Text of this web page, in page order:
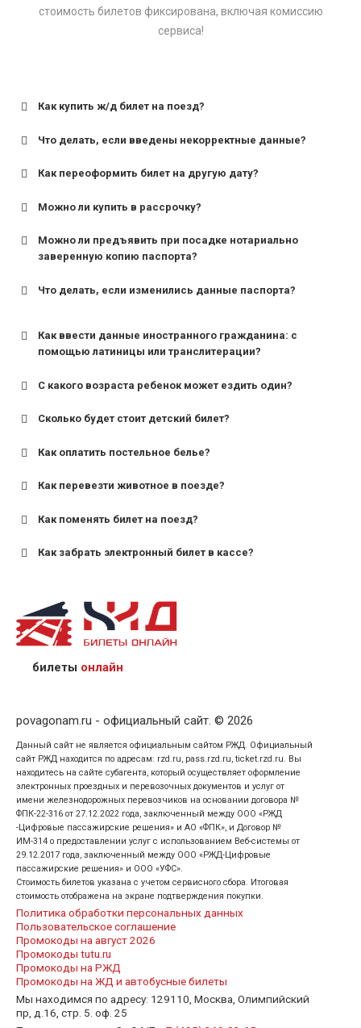
стоимость билетов фиксирована, включая комиссию
сервиса!
Как купить ж/д билет на поезд?
Что делать, если введены некорректные данные?
Как переоформить билет на другую дату?
Можно ли купить в рассрочку?
Можно ли предъявить при посадке нотариально
заверенную копию паспорта?
Что делать, если изменились данные паспорта?
Как ввести данные иностранного гражданина: с
помощью латиницы или транслитерации?
С какого возраста ребенок может ездить один?
для поездов дальнего следования — от 10 лет и
для пригородных поездов — от 7 лет.
Сколько будет стоит детский билет?
Как оплатить постельное белье?
Как перевезти животное в поезде?
Как поменять билет на поезд?
Как забрать электронный билет в кассе?
назвав кассиру 14-значный номер заказа;
предъявив удостоверение личности пассажира, на
кого оформлен билет.
билеты онлайн
povagonam.ru - официальный сайт. © 2026
Данный сайт не является официальным сайтом РЖД. Официальный
сайт РЖД находится по адресам: rzd.ru, pass.rzd.ru, ticket.rzd.ru. Вы
находитесь на сайте субагента, который осуществляет оформление
электронных проездных и перевозочных документов и услуг от
имени железнодорожных перевозчиков на основании договора №
ФПК-22-316 от 27.12.2022 года, заключенный между ООО «РЖД
-Цифровые пассажирские решения» и АО «ФПК», и Договор №
ИМ-314 о предоставлении услуг с использованием Веб-системы от
29.12.2017 года, заключенный между ООО «РЖД-Цифровые
пассажирские решения» и ООО «УФС».
Стоимость билетов указана с учетом сервисного сбора. Итоговая
стоимость отображена на экране подтверждения покупки.
Политика обработки персональных данных
Пользовательское соглашение
Промокоды на август 2026
Промокоды tutu.ru
Промокоды на РЖД
Промокоды на ЖД и автобусные билеты
Мы находимся по адресу: 129110, Москва, Олимпийский
пр, д.16, стр. 5. оф. 25